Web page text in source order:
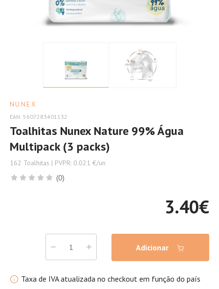
NUNEX
EAN: 5607283401132
Toalhitas Nunex Nature 99% Água
Multipack (3 packs)
162 Toalhitas | PVPR: 0.021 €/un
(0)
3.40€
Adicionar
Taxa de IVA atualizada no checkout em função do país